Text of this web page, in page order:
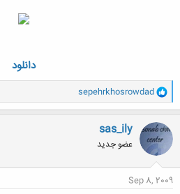
دانلود
و
ا
ک
ن
ش
ه
ا
sepehrkhosrowdad
sas_ily
عضو جدید
Sep 8, 2009